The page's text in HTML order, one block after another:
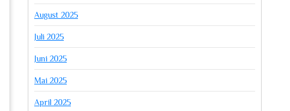
August 2025
Juli 2025
Juni 2025
Mai 2025
April 2025